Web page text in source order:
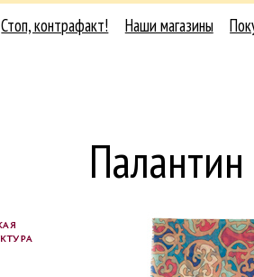
Стоп, контрафакт! Наши магазины